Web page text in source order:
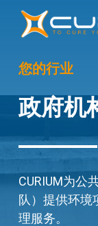
Skip
content
您的行业
政府机
CURIUM为公
队）提供环境
理服务。